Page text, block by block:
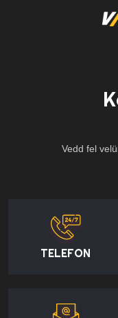
Vedd fel
TELEFON